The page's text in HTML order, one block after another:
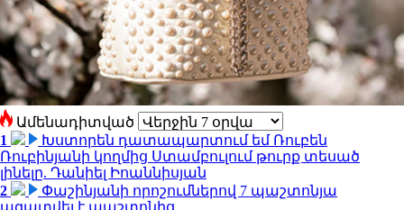
Ամենադիտված
1
Խստորեն դատապարտում եմ Ռուբեն
Ռուբինյանի կողմից Ստամբուլում թուրք տեսած
լինելը. Դանիել Իոաննիսյան
2
Փաշինյանի որոշումներով 7 պաշտոնյա
ազատվել է պաշտոնից